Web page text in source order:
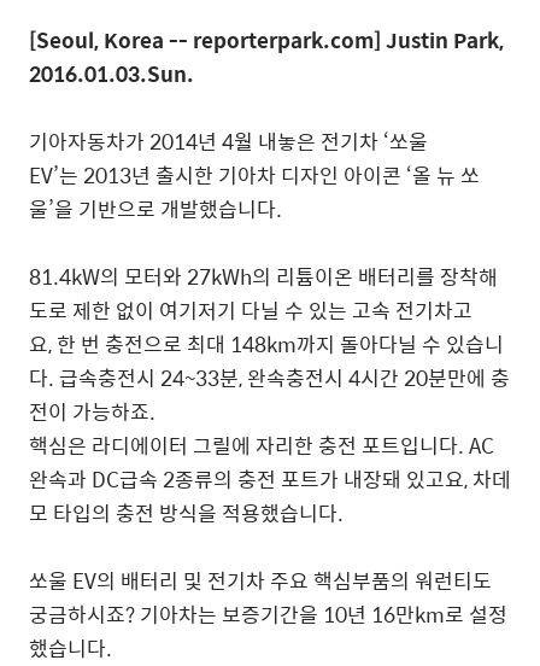
[Seoul, Korea -- reporterpark.com] Justin Park,
2016.01.03.Sun.
기아자동차가 2014년 4월 내놓은 전기차 ‘쏘울
EV’는 2013년 출시한 기아차 디자인 아이콘 ‘올 뉴 쏘
울’을 기반으로 개발했습니다.
81.4kW의 모터와 27kWh의 리튬이온 배터리를 장착해
도로 제한 없이 여기저기 다닐 수 있는 고속 전기차고
요, 한 번 충전으로 최대 148km까지 돌아다닐 수 있습니
다. 급속충전시 24~33분, 완속충전시 4시간 20분만에 충
전이 가능하죠.
핵심은 라디에이터 그릴에 자리한 충전 포트입니다. AC
완속과 DC급속 2종류의 충전 포트가 내장돼 있고요, 차데
모 타입의 충전 방식을 적용했습니다.
쏘울 EV의 배터리 및 전기차 주요 핵심부품의 워런티도
궁금하시죠? 기아차는 보증기간을 10년 16만km로 설정
했습니다.